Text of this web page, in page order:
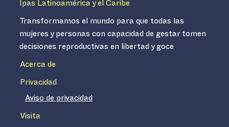
Ipas Latinoamérica y el Caribe
Transformamos el mundo para que todas las
mujeres y personas con capacidad de gestar tomen
decisiones reproductivas en libertad y goce
Acerca de
Privacidad
Aviso de privacidad
Visita